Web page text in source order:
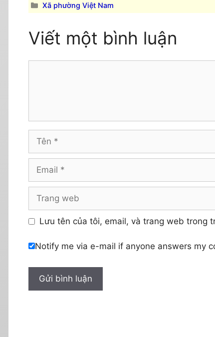
Danh
mục
Xã phường Việt Nam
Viết một bình luận
web
Lưu tên của tôi, email, và trang web trong
Notify me via e-mail if anyone answers my